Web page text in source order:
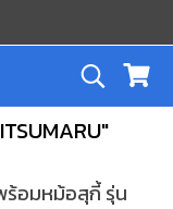
ร้อมหม้อสุกี้ รุ่น